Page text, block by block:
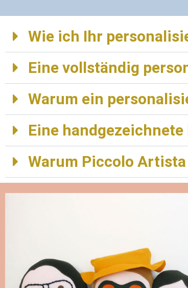
Wie ich Ihr
Eine vollständig
Warum ein
Eine
Warum Piccolo